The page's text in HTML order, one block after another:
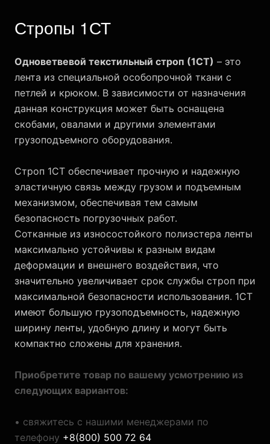
Стропы 1СТ
Одноветвевой текстильный строп (1СТ) – это
лента из специальной особопрочной ткани с
петлей и крюком. В зависимости от назначения
данная конструкция может быть оснащена
скобами, овалами и другими элементами
грузоподъемного оборудования.
Строп 1СТ обеспечивает прочную и надежную
эластичную связь между грузом и подъемным
механизмом, обеспечивая тем самым
безопасность погрузочных работ.
Сотканные из износостойкого полиэстера ленты
максимально устойчивы к разным видам
деформации и внешнего воздействия, что
значительно увеличивает срок службы строп при
максимальной безопасности использования. 1СТ
имеют большую грузоподъемность, надежную
ширину ленты, удобную длину и могут быть
компактно сложены для хранения.
Приобретите товар по вашему усмотрению из
следующих вариантов:
• свяжитесь с нашими менеджерами по
телефону +8(800) 500 72 64